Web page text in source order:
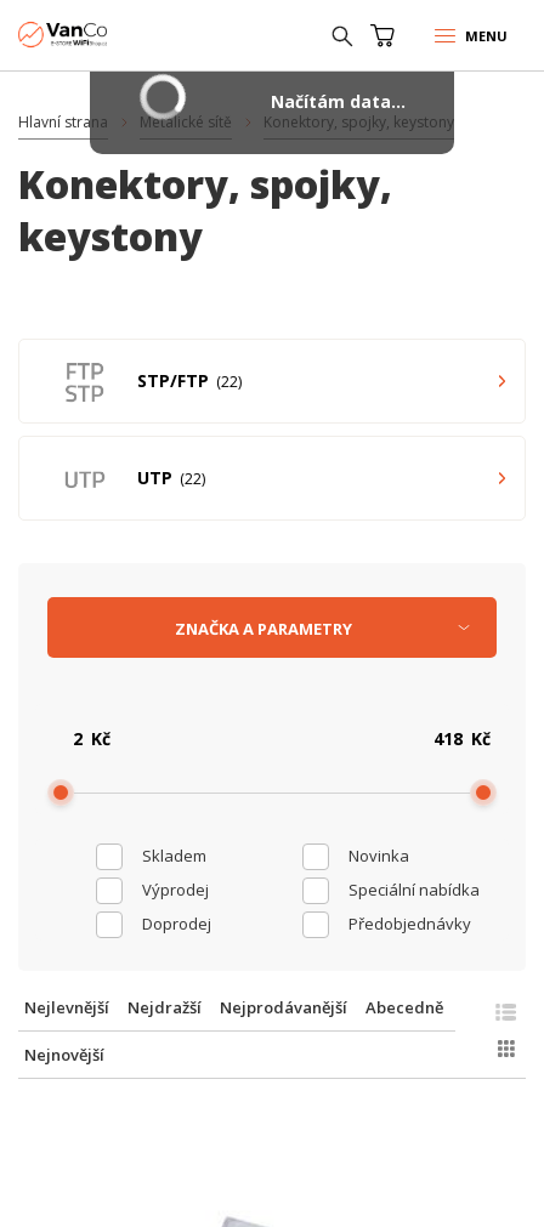
MENU
Hlavní strana Metalické sítě Konektory, spojky, keystony
Konektory, spojky,
keystony
STP/FTP 22
UTP 22
Skladem
Novinka
Výprodej
Speciální nabídka
Doprodej
Předobjednávky
Kč Kč
ZNAČKAA PARAMETRY
Nejlevnější Nejdražší Nejprodávanější Abecedně
Nejnovější
Načítám data...